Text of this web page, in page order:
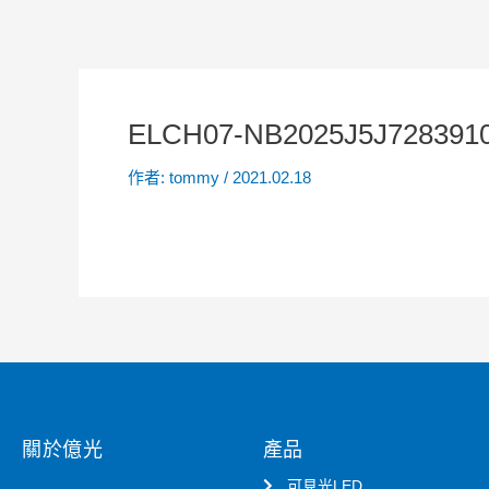
ELCH07-
作者: tommy / 2021.02.18
關於億光 產品